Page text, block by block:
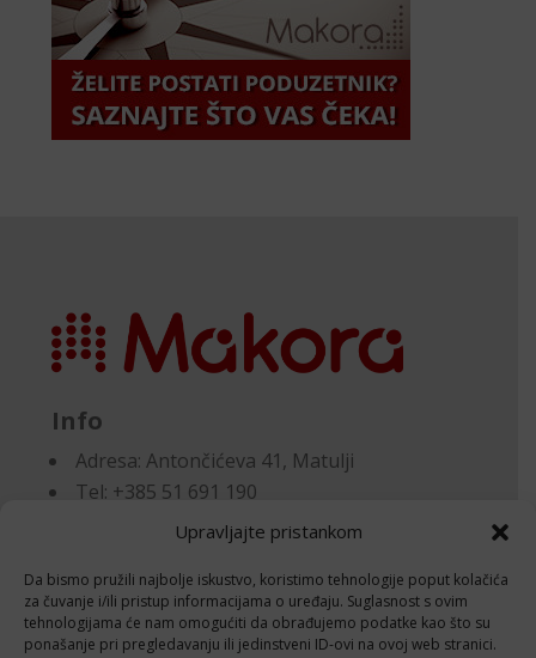
Upravljajte pristankom
Da bismo pružili najbolje iskustvo, koristimo tehnologije poput kolačića
za čuvanje i/ili pristup informacijama o uređaju. Suglasnost s ovim
tehnologijama će nam omogućiti da obrađujemo podatke kao što su
ponašanje pri pregledavanju ili jedinstveni ID-ovi na ovoj web stranici.
Info
Adresa:Antončićeva 41, Matulji
Tel: +385 51 691 190
Email:knjigovodstvo@makora.hr
Dokumenti
Pravila privatnosti